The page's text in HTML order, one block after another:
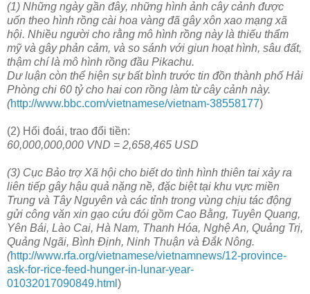
(1) Những ngày gần đây, những hình ảnh cây cảnh được
uốn theo hình rồng cài hoa vàng đã gây xôn xao mạng xã
hội. Nhiều người cho rằng mô hình rồng này là thiếu thẩm
mỹ và gây phản cảm, và so sánh với giun hoạt hình, sâu đất,
thậm chí là mô hình rồng đầu Pikachu.
Dư luận còn thể hiện sự bất bình trước tin đồn thành phố Hải
Phòng chi 60 tỷ cho hai con rồng làm từ cây cảnh này.
(http://www.bbc.com/vietnamese/vietnam-38558177)
(2) Hối đoái, trao đổi tiền:
60,000,000,000 VND = 2,658,465 USD
(3) Cục Bảo trợ Xã hội cho biết do tình hình thiên tai xảy ra
liên tiếp gây hậu quả nặng nề, đặc biệt tại khu vực miền
Trung và Tây Nguyên và các tỉnh trong vùng chịu tác động
gửi công văn xin gạo cứu đói gồm Cao Bằng, Tuyên Quang,
Yên Bái, Lào Cai, Hà Nam, Thanh Hóa, Nghệ An, Quảng Trị,
Quảng Ngãi, Bình Định, Ninh Thuận và Đắk Nông.
(http://www.rfa.org/vietnamese/vietnamnews/12-province-
ask-for-rice-feed-hunger-in-lunar-year-
01032017090849.html )